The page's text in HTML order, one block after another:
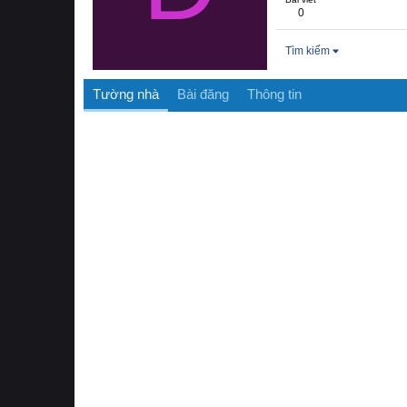
0
Tìm kiếm
Tường nhà Bài đăng Thông tin